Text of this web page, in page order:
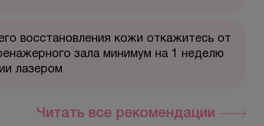
восстановления кожи откажитесь от
зала минимум на 1 неделю
лазером
Читать все рекомендации